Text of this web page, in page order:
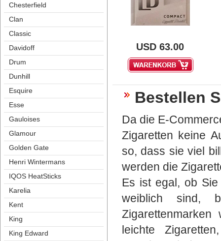
Chesterfield
Clan
Classic
Davidoff
Drum
Dunhill
Esquire
Esse
Gauloise
Glamour
Golden Gate
Henri Winterman
IQOS HeatStick
Karelia
Kent
King
King Edward
USD 63.00
Bestellen
Da die E-
Zigaretten keine
o, dass sie viel
werden die
Es ist egal, ob
weiblich sind,
leichte